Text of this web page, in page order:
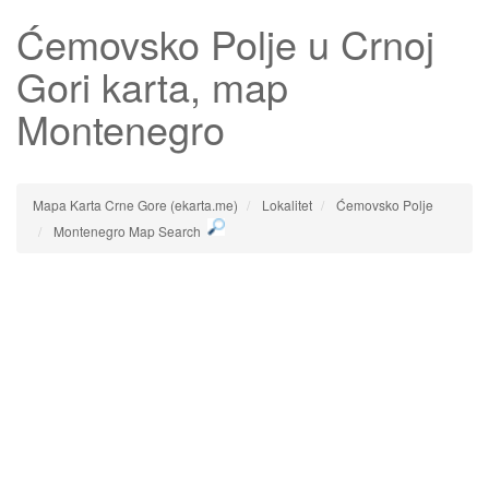
Ćemovsko Polje u Crnoj
Gori karta, map
Montenegro
Mapa Karta Crne Gore (ekarta.me) Lokalitet
Ćemovsko Polje
Montenegro Map Search